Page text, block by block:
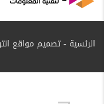
الرئسية -تصميم مواقع